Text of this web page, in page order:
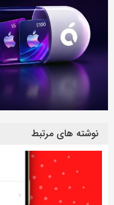
نوشته های مرتبط